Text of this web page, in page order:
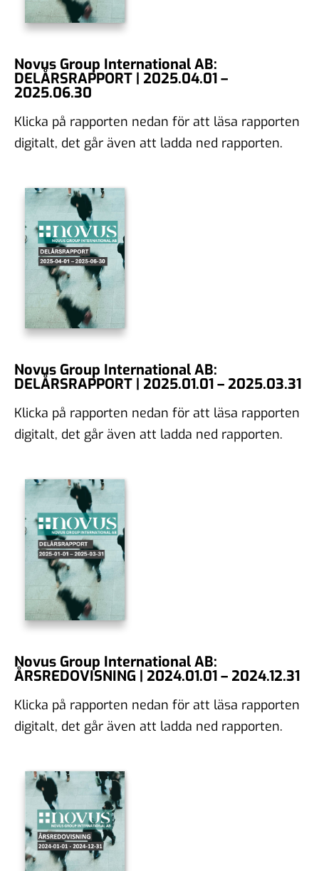
Novus Group International AB:
DELÅRSRAPPORT | 2025.04.01 –
2025.06.30
Klicka på rapporten nedan för att läsa rapporten
digitalt, det går även att ladda ned rapporten.
Novus Group International AB:
DELÅRSRAPPORT | 2025.01.01 – 2025.03.31
Klicka på rapporten nedan för att läsa rapporten
digitalt, det går även att ladda ned rapporten.
Novus Group International AB:
ÅRSREDOVISNING | 2024.01.01 – 2024.12.31
Klicka på rapporten nedan för att läsa rapporten
digitalt, det går även att ladda ned rapporten.